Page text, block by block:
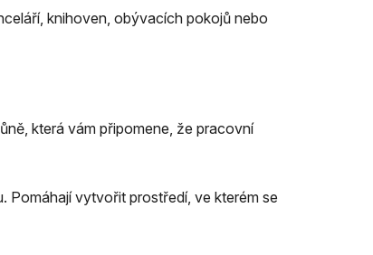
knihoven, obývacích pokojů nebo
která vám připomene, že pracovní
Pomáhají vytvořit prostředí, ve kterém se